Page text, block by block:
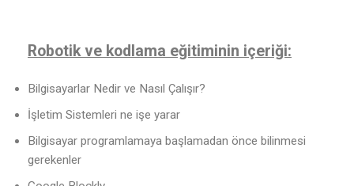
Robotik ve kodlama eğitiminin içeriği:
Bilgisayarlar Nedir ve Nasıl Çalışır?
İşletim Sistemleri ne işe yarar
Bilgisayar programlamaya başlamadan önce bilinmesi
gerekenler